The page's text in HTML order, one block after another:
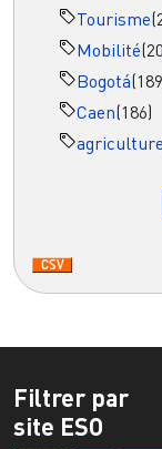
Tourisme
Mobilité
Bogotá
Caen(186)
agriculture
Filtrer par
site ESO